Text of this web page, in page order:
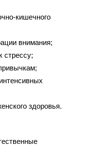
кишечного
внимания;
стрессу;
здоровья.